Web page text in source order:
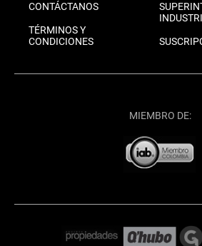
CONTÁCTANOS
TÉRMINOS Y
CONDICIONES
MIEMBRO DE: